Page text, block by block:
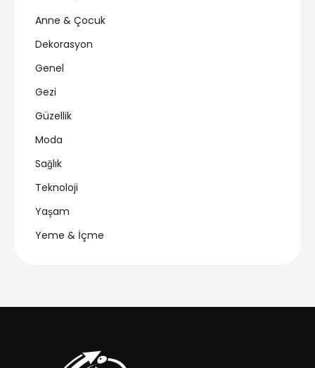
Anne & Çocuk
Dekorasyon
Genel
Gezi
Güzellik
Moda
Sağlık
Teknoloji
Yaşam
Yeme & İçme